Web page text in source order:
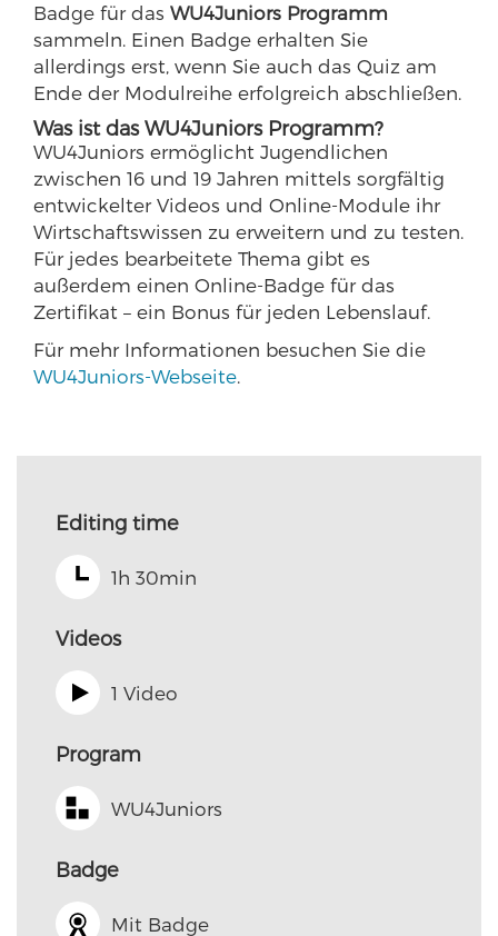
Badge für das WU4Juniors Programm
sammeln. Einen Badge erhalten Sie
allerdings erst, wenn Sie auch das Quiz am
Ende der Modulreihe erfolgreich abschließen.
Was ist das WU4Juniors Programm?
WU4Juniors ermöglicht Jugendlichen
zwischen 16 und 19 Jahren mittels sorgfältig
entwickelter Videos und Online-Module ihr
Wirtschaftswissen zu erweitern und zu testen.
Für jedes bearbeitete Thema gibt es
außerdem einen Online-Badge für das
Zertifikat – ein Bonus für jeden Lebenslauf.
Für mehr Informationen besuchen Sie die
WU4Juniors-Webseite.
Editing time
1h 30min
Videos
1 Video
Program
WU4Juniors
Badge
Mit Badge